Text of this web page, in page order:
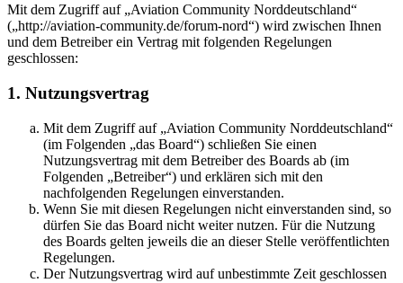
Mit dem Zugriff auf „Aviation Community Norddeutschland“
(„http://aviation-community.de/forum-nord“) wird zwischen Ihnen
und dem Betreiber ein Vertrag mit folgenden Regelungen
geschlossen:
1. Nutzungsvertrag
Mit dem Zugriff auf „Aviation Community Norddeutschland“
(im Folgenden „das Board“) schließen Sie einen
Nutzungsvertrag mit dem Betreiber des Boards ab (im
Folgenden „Betreiber“) und erklären sich mit den
nachfolgenden Regelungen einverstanden.
Wenn Sie mit diesen Regelungen nicht einverstanden sind, so
dürfen Sie das Board nicht weiter nutzen. Für die Nutzung
des Boards gelten jeweils die an dieser Stelle veröffentlichten
Regelungen.
Der Nutzungsvertrag wird auf unbestimmte Zeit geschlossen